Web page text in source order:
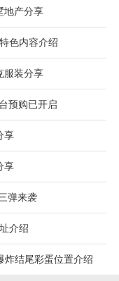
上角的菜单拖动
度、外观等进行
你可能还需要倒
景和丰富的食材
增加了游戏的趣味
务系统、成就和
了巨大的乐趣和成
版的 手机游戏 ，
载安卓手游app最
地产分享
色内容介绍
服装分享
预购已开启
享
享
弹来袭
介绍
结尾彩蛋位置介绍